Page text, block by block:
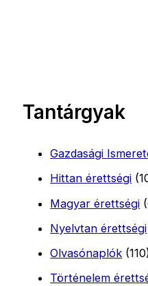
Tantárgyak
Gazdasági
Hittan érettségi
Magyar érettségi
Nyelvtan érettségi
Olvasónaplók
Történelem